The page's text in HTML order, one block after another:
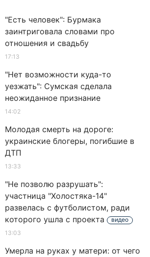
"Есть человек": Бурмака
заинтриговала словами про
отношения и свадьбу
17:13
"Нет возможности куда-то
уезжать": Сумская сделала
неожиданное признание
14:02
Молодая смерть на дороге:
украинские блогеры, погибшие в
ДТП
13:33
"Не позволю разрушать":
участница "Холостяка-14"
развелась с футболистом, ради
которого ушла с проекта
видео
13:03
Умерла на руках у матери: от чего